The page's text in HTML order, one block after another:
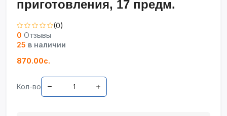
приготовления, 17 предм.
(0)
0 Отзывы
25 в наличии
870.00с.
Кол-во